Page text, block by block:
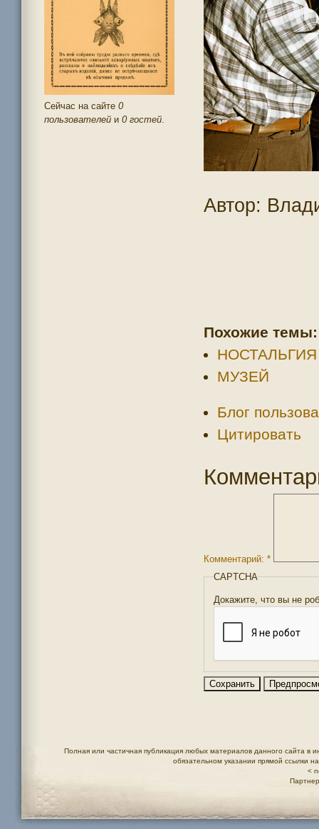
Автор:
Похожие темы:
МУЗЕЙ
Блог
Цитировать
Комментарий: *
CAPTCHA
Докажите, что вы не
Сейчас на сайте 0
пользователей и 0 гостей.
Полная или частичная публикация любых материалов данного сайта в
обязательном указании прямой ссылки
<